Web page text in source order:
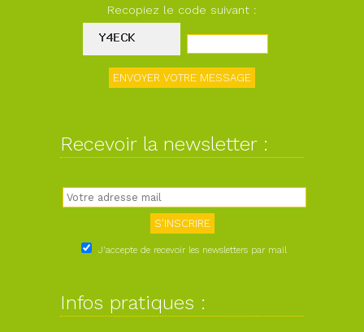
Recopiez le code suivant :
Recevoir la newsletter :
J'accepte de recevoir les newsletters par mail
Infos pratiques :